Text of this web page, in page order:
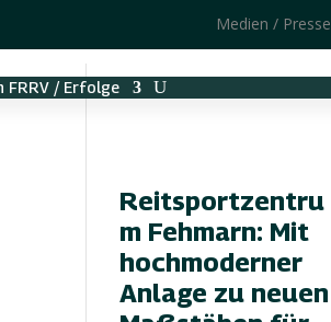
Medien / Presse
FRRV / Erfolge
Reitsportzentru
m Fehmarn: Mit
hochmoderner
Anlage zu neuen